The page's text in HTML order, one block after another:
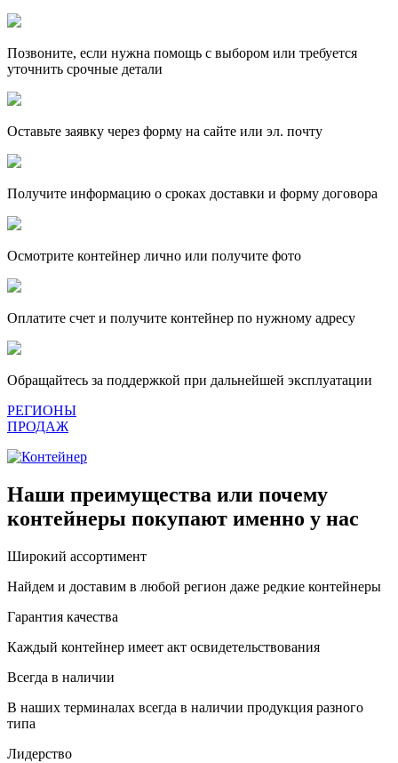
Позвоните, если нужна помощь с выбором или требуется
уточнить срочные детали
Оставьте заявку через форму на сайте или эл. почту
Получите информацию о сроках доставки и форму договора
Осмотрите контейнер лично или получите фото
Оплатите счет и получите контейнер по нужному адресу
Обращайтесь за поддержкой при дальнейшей эксплуатации
РЕГИОНЫ
ПРОДАЖ
Наши преимущества или почему
контейнеры покупают именно у нас
Широкий ассортимент
Найдем и доставим в любой регион даже редкие контейнеры
Гарантия качества
Каждый контейнер имеет акт освидетельствования
Всегда в наличии
В наших терминалах всегда в наличии продукция разного
типа
Лидерство